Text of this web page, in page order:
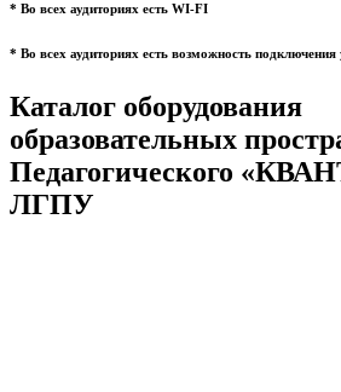
* Во всех аудиториях есть WI-FI
* Во всех аудиториях есть возможность подключения
Каталог оборудования
образовательных
Педагогического
ЛГПУ